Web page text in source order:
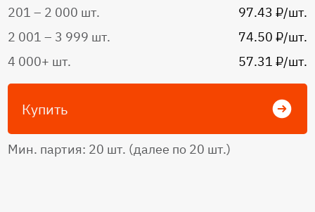
201 – 2 000 шт.
97.43 ₽/шт.
2 001 – 3 999 шт.
74.50 ₽/шт.
4 000+ шт.
57.31 ₽/шт.
Купить
Мин. партия: 20 шт. (далее по 20 шт.)